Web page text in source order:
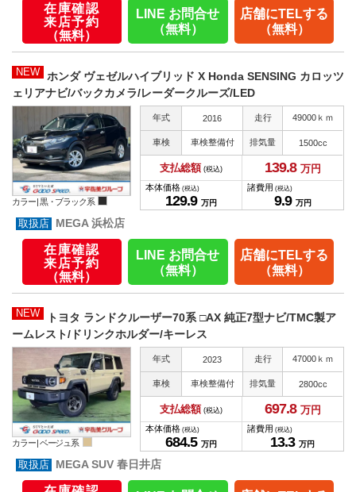
在庫確認
来店予約
（無料）
LINE お問合せ
（無料）
店舗にTELする
（無料）
NEW
ホンダ ヴェゼルハイブリッド X Honda SENSING カロッツ
ェリアナビ/バックカメラ/レーダークルーズ/LED
カラー |黒・ブラック系
年式 2016 走行 49000ｋｍ
車検 車検整備付 排気量 1500cc
支払総額 (税込) 139.8 万円
本体価格 (税込)
129.9 万円
諸費用 (税込)
9.9 万円
MEGA 浜松店
在庫確認
来店予約
（無料）
LINE お問合せ
（無料）
店舗にTELする
（無料）
NEW
トヨタ ランドクルーザー70系 □AX 純正7型ナビ/TMC製ア
ームレスト/ドリンクホルダー/キーレス
カラー |ベージュ系
年式 2023 走行 47000ｋｍ
車検 車検整備付 排気量 2800cc
支払総額 (税込) 697.8 万円
本体価格 (税込)
684.5 万円
諸費用 (税込)
13.3 万円
MEGA SUV 春日井店